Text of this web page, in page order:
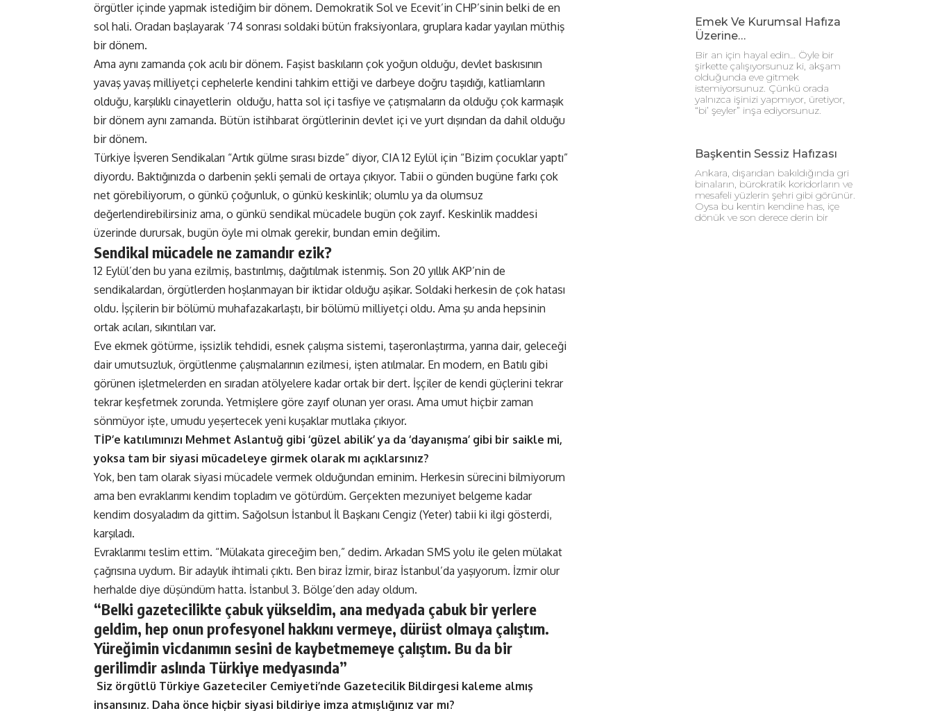
örgütler içinde yapmak istediğim bir dönem. Demokratik Sol ve Ecevit’in CHP’sinin belki de en
sol hali. Oradan başlayarak ‘74 sonrası soldaki bütün fraksiyonlara, gruplara kadar yayılan müthiş
bir dönem.
Ama aynı zamanda çok acılı bir dönem. Faşist baskıların çok yoğun olduğu, devlet baskısının
yavaş yavaş milliyetçi cephelerle kendini tahkim ettiği ve darbeye doğru taşıdığı, katliamların
olduğu, karşılıklı cinayetlerin olduğu, hatta sol içi tasfiye ve çatışmaların da olduğu çok karmaşık
bir dönem aynı zamanda. Bütün istihbarat örgütlerinin devlet içi ve yurt dışından da dahil olduğu
bir dönem.
Türkiye İşveren Sendikaları “Artık gülme sırası bizde” diyor, CIA 12 Eylül için “Bizim çocuklar yaptı”
diyordu. Baktığınızda o darbenin şekli şemali de ortaya çıkıyor. Tabii o günden bugüne farkı çok
net görebiliyorum, o günkü çoğunluk, o günkü keskinlik; olumlu ya da olumsuz
değerlendirebilirsiniz ama, o günkü sendikal mücadele bugün çok zayıf. Keskinlik maddesi
üzerinde durursak, bugün öyle mi olmak gerekir, bundan emin değilim.
Sendikal mücadele ne zamandır ezik?
12 Eylül’den bu yana ezilmiş, bastırılmış, dağıtılmak istenmiş. Son 20 yıllık AKP’nin de
sendikalardan, örgütlerden hoşlanmayan bir iktidar olduğu aşikar. Soldaki herkesin de çok hatası
oldu. İşçilerin bir bölümü muhafazakarlaştı, bir bölümü milliyetçi oldu. Ama şu anda hepsinin
ortak acıları, sıkıntıları var.
Eve ekmek götürme, işsizlik tehdidi, esnek çalışma sistemi, taşeronlaştırma, yarına dair, geleceği
dair umutsuzluk, örgütlenme çalışmalarının ezilmesi, işten atılmalar. En modern, en Batılı gibi
görünen işletmelerden en sıradan atölyelere kadar ortak bir dert. İşçiler de kendi güçlerini tekrar
tekrar keşfetmek zorunda. Yetmişlere göre zayıf olunan yer orası. Ama umut hiçbir zaman
sönmüyor işte, umudu yeşertecek yeni kuşaklar mutlaka çıkıyor.
TİP’e katılımınızı Mehmet Aslantuğ gibi ‘güzel abilik’ ya da ‘dayanışma’ gibi bir saikle mi,
yoksa tam bir siyasi mücadeleye girmek olarak mı açıklarsınız?
Yok, ben tam olarak siyasi mücadele vermek olduğundan eminim. Herkesin sürecini bilmiyorum
ama ben evraklarımı kendim topladım ve götürdüm. Gerçekten mezuniyet belgeme kadar
kendim dosyaladım da gittim. Sağolsun İstanbul İl Başkanı Cengiz (Yeter) tabii ki ilgi gösterdi,
karşıladı.
Evraklarımı teslim ettim. “Mülakata gireceğim ben,” dedim. Arkadan SMS yolu ile gelen mülakat
çağrısına uydum. Bir adaylık ihtimali çıktı. Ben biraz İzmir, biraz İstanbul’da yaşıyorum. İzmir olur
herhalde diye düşündüm hatta. İstanbul 3. Bölge’den aday oldum.
“Belki gazetecilikte çabuk yükseldim, ana medyada çabuk bir yerlere
geldim, hep onun profesyonel hakkını vermeye, dürüst olmaya çalıştım.
Yüreğimin vicdanımın sesini de kaybetmemeye çalıştım. Bu da bir
gerilimdir aslında Türkiye medyasında”
Siz örgütlü Türkiye Gazeteciler Cemiyeti’nde Gazetecilik Bildirgesi kaleme almış
insansınız. Daha önce hiçbir siyasi bildiriye imza atmışlığınız var mı?
Emek Ve Kurumsal Hafıza
Üzerine…
Bir an için hayal edin… Öyle bir
şirkette çalışıyorsunuz ki, akşam
olduğunda eve gitmek
istemiyorsunuz. Çünkü orada
yalnızca işinizi yapmıyor, üretiyor,
“bi’ şeyler” inşa ediyorsunuz.
Başkentin Sessiz Hafızası
Ankara, dışarıdan bakıldığında gri
binaların, bürokratik koridorların ve
mesafeli yüzlerin şehri gibi görünür.
Oysa bu kentin kendine has, içe
dönük ve son derece derin bir